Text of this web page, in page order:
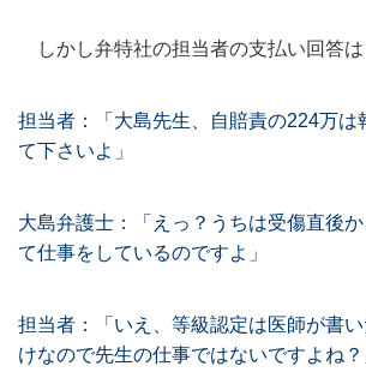
しかし弁特社の担当者の支払い回答は
担当者：「大島先生、自賠責の224万は
て下さいよ」
大島弁護士：「えっ？うちは受傷直後
て仕事をしているのですよ」
担当者：「いえ、等級認定は医師が書
けなので先生の仕事ではないですよね？